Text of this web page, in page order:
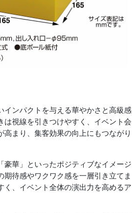
インパクトを与える華やかさと高級感
は視線を引きつけやすく、イベント会
まり、集客効果の向上にもつながり
豪華」といったポジティブなイメージ
待感やワクワク感を一層引き立てま
、イベント全体の演出力を高めるア